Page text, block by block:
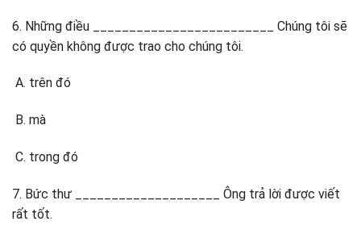
6. Những điều _________________________ Chúng tôi sẽ
có quyền không được trao cho chúng tôi.
trên đó
mà
trong đó
7. Bức thư ____________________ Ông trả lời được viết
rất tốt.